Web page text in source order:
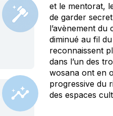
et le mentorat,
de garder
l’avènement du
diminué au fil
reconnaissent
dans l’un des
wosana ont en
progressive du
des espaces